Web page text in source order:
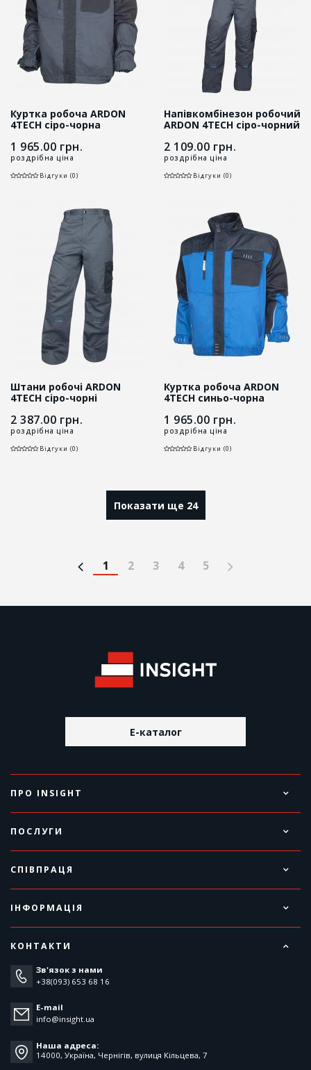
Куртка робоча ARDON
4TECH сіро-чорна
1 965.00 грн.
роздрібна ціна
Відгуки (0)
Напівкомбінезон робочий
ARDON 4TECH сіро-чорний
2 109.00 грн.
роздрібна ціна
Відгуки (0)
Штани робочі ARDON
4TECH сіро-чорні
2 387.00 грн.
роздрібна ціна
Відгуки (0)
Куртка робоча ARDON
4TECH синьо-чорна
1 965.00 грн.
роздрібна ціна
Відгуки (0)
Показати ще 24
1 2 3 4 5
E-каталог
ПРО INSIGHT
ПОСЛУГИ
СПІВПРАЦЯ
ІНФОРМАЦІЯ
КОНТАКТИ
Зв'язок з нами
+38(093) 653 68 16
E-mail
info@insight.ua
Наша адреса:
14000, Україна, Чернігів, вулиця Кільцева, 7